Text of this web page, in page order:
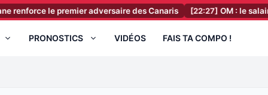
premier adversaire des Canaris [22:27] OM : le salaire XXL de
PRONOSTICS VIDÉOS FAIS TA COMPO !